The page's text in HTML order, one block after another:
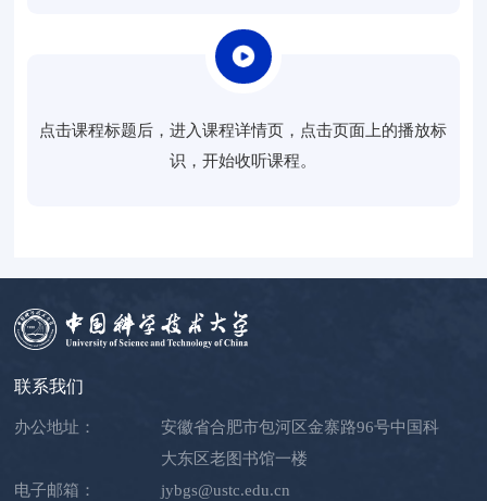
点击课程标题后，进入课程详情页，点击页面上的播放标
识，开始收听课程。
联系我们
办公地址：
安徽省合肥市包河区金寨路96号中国科
大东区老图书馆一楼
电子邮箱：
jybgs@ustc.edu.cn